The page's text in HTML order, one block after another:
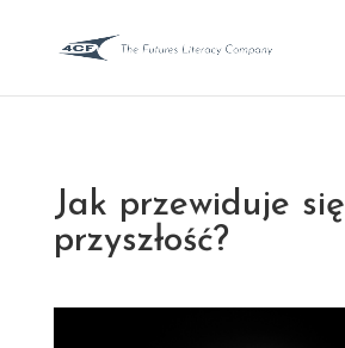
Jak przewiduje się
przyszłość?